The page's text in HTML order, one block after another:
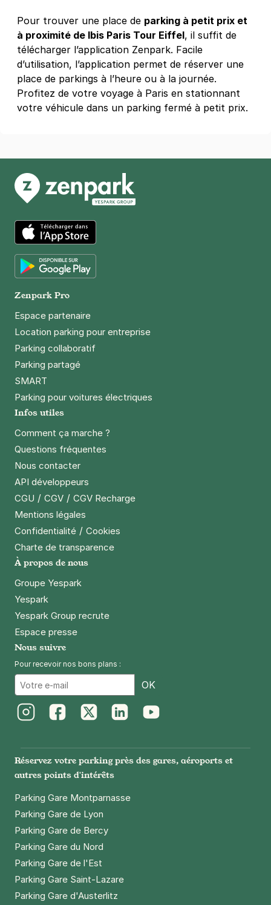
Réserver
+ Abonnements disponibles
Paris - Vaugirard - Convention
43 rue d'Alleray
75015Paris
Paris - Institut Pasteur - Falguière
106 rue falguière
3,50 €/heure,29 €/jour,
Réserver
Paris - Grenelle - Charles Michels
4,4(422 avis)
3,50 €/heure
Réserver
+ Abonnements disponibles
Paris - Beaugrenelle - Parking Keller
4,3(260 avis)
Réserver
+ Abonnements disponibles
4,7(3898 avis)
4 €/heure,36 €/jour, 100 €/semaine(tarifs dégressifs)
Réserver
+ Abonnements disponibles
Paris - Gare Vaugirard - Falguière
75015Paris
3 €/heure,23 €/jour,74 €/semaine
Réserver
+ Abonnements disponibles
Pour trouver une place de parking à petit prix et
à proximité de Ibis Paris Tour Eiffel, il suffit de
télécharger l’application Zenpark. Facile
d’utilisation, l’application permet de réserver une
place de parkings à l’heure ou à la journée.
Profitez de votre voyage à Paris en stationnant
votre véhicule dans un parking fermé à petit prix.
App Store
Zenpark Pro
Espace partenaire
Location parking pour entreprise
Parking collaboratif
Parking partagé
SMART
Parking pour voitures électriques
Infos utiles
Comment ça marche ?
Questions fréquentes
Nous contacter
API développeurs
CGU / CGV / CGV Recharge
Mentions légales
Confidentialité / Cookies
Charte de transparence
À propos de nous
Groupe Yespark
Yespark
Yespark Group recrute
Espace presse
Nous suivre
Pour recevoir nos bons plans :
OK
Réservez votre parking près des gares, aéroports et
autres points d'intérêts
Parking Gare Montparnasse
Parking Gare de Lyon
Parking Gare de Bercy
Parking Gare du Nord
Parking Gare de l'Est
Parking Gare Saint-Lazare
Parking Gare d'Austerlitz